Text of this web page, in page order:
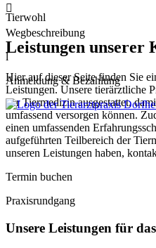

Wegbeschreibung
l
Anmeldung & Bezahlung
Tierwohl
Leistungen unserer
Hier auf dieser Seite finden Sie
Leistungen. Unsere tierärztliche
der Tiermedizin ausgestattet,
umfassend versorgen können.
einen umfassenden
aufgeführten Teilbereich der
unseren Leistungen haben,
Termin buchen
Praxisrundgang
Unsere Leistungen für